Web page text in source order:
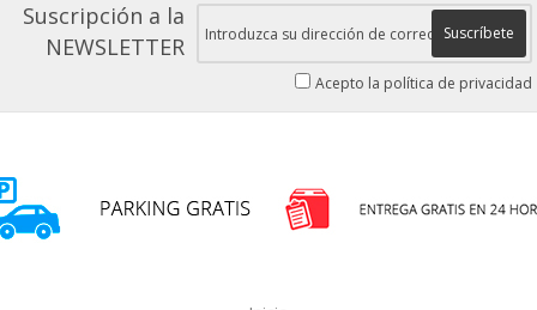
Suscripción a la
NEWSLETTER
Suscríbete
Acepto la política de privacidad